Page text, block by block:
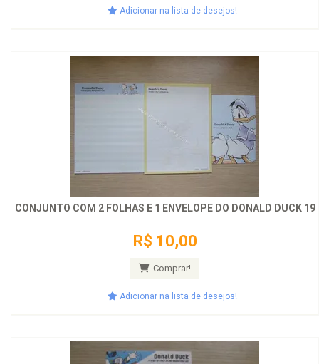
Adicionar na lista de desejos!
CONJUNTO COM 2 FOLHAS E 1 ENVELOPE DO DONALD DUCK 19
R$ 10,00
Comprar!
Adicionar na lista de desejos!